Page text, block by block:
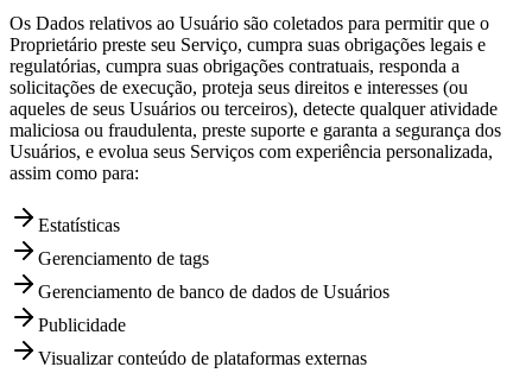
Os Dados relativos ao Usuário são coletados para permitir que o
Proprietário preste seu Serviço, cumpra suas obrigações legais e
regulatórias, cumpra suas obrigações contratuais, responda a
solicitações de execução, proteja seus direitos e interesses (ou
aqueles de seus Usuários ou terceiros), detecte qualquer atividade
maliciosa ou fraudulenta, preste suporte e garanta a segurança dos
Usuários, e evolua seus Serviços com experiência personalizada,
assim como para:
Estatísticas
Gerenciamento de tags
Gerenciamento de banco de dados de Usuários
Publicidade
Visualizar conteúdo de plataformas externas